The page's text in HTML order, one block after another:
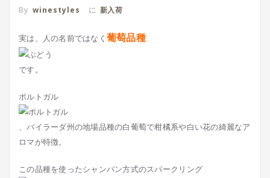
By winestyles に 新入荷
実は、人の名前ではなく 葡萄品種
です。
ポルトガル
、バイラーダ州の地場品種の白葡萄で柑橘系や白い花の綺麗なア
ロマが特徴。
この品種を使ったシャンパン方式のスパークリング